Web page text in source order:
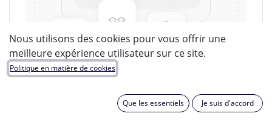
Nous utilisons des cookies pour vous offrir une
meilleure expérience utilisateur sur ce site.
Politique en matière de cookies
Que les essentiels Je suis d'accord